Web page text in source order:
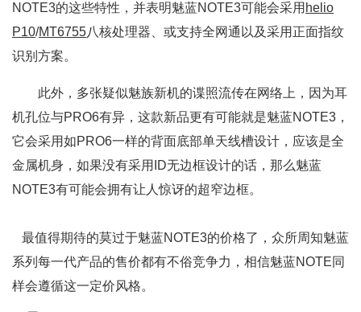
NOTE3的这些特性，并表明魅蓝NOTE3可能会采用 helio
P10/MT6755八核处理器、或支持全网通以及采用正面指纹
识别方案。
此外，多张疑似魅族新机的谍照流传在网络上，因为耳
机孔位与PRO6有异，这款新品更有可能就是魅蓝NOTE3，
它会采用如PRO6一样的背面底部单天线槽设计，应该是全
金属机身，如果没有采用ID无边框设计的话，那么魅蓝
NOTE3有可能会拥有让人惊讶的超窄边框。
最值得期待的莫过于魅蓝NOTE3的价格了，众所周知魅蓝
系列每一代产品的售价都有不俗竞争力，相信魅蓝NOTE同
样会遵循这一定价风格。